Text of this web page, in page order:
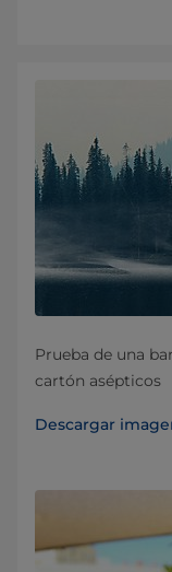
Prueba de una
cartón asépticos
Descargar